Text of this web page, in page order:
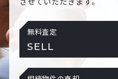
無料査定
SELL